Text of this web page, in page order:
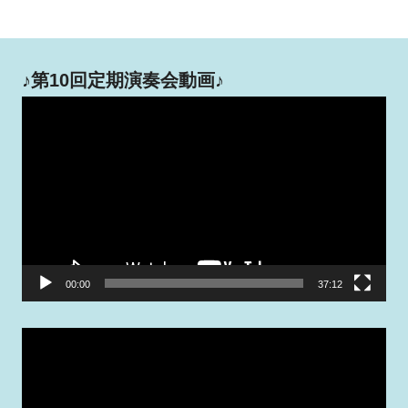
♪第10回定期演奏会動画♪
00:00 37:12